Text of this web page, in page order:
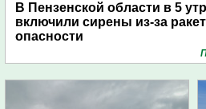
В Пензенской области в 5
включили сирены из-за
опасности